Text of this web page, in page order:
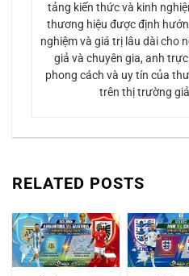
tảng kiến thức và kinh
thương hiệu được định
nghiệm và giá trị lâu dài cho
giả và chuyên gia, anh
phong cách và uy tín của
trên thị trường
RELATED POSTS